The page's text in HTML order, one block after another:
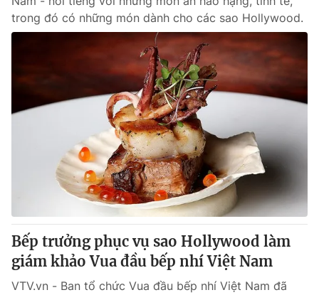
trong đó có những món dành cho các sao Hollywood.
Bếp trưởng phục vụ sao Hollywood làm
giám khảo Vua đầu bếp nhí Việt Nam
VTV.vn - Ban tổ chức Vua đầu bếp nhí Việt Nam đã